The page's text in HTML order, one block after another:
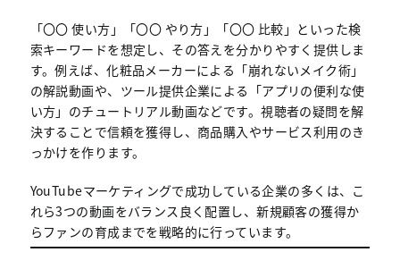
「〇〇 使い方」「〇〇 やり方」「〇〇 比較」といった検
索キーワードを想定し、その答えを分かりやすく提供しま
す。例えば、化粧品メーカーによる「崩れないメイク術」
の解説動画や、ツール提供企業による「アプリの便利な使
い方」のチュートリアル動画などです。視聴者の疑問を解
決することで信頼を獲得し、商品購入やサービス利用のき
っかけを作ります。
YouTubeマーケティングで成功している企業の多くは、こ
れら3つの動画をバランス良く配置し、新規顧客の獲得か
らファンの育成までを戦略的に行っています。